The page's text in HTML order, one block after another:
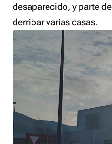
desaparecido, y parte
derribar varias casas.